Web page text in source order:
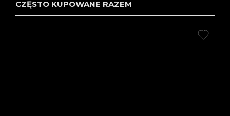
CZĘSTO KUPOWANE RAZEM